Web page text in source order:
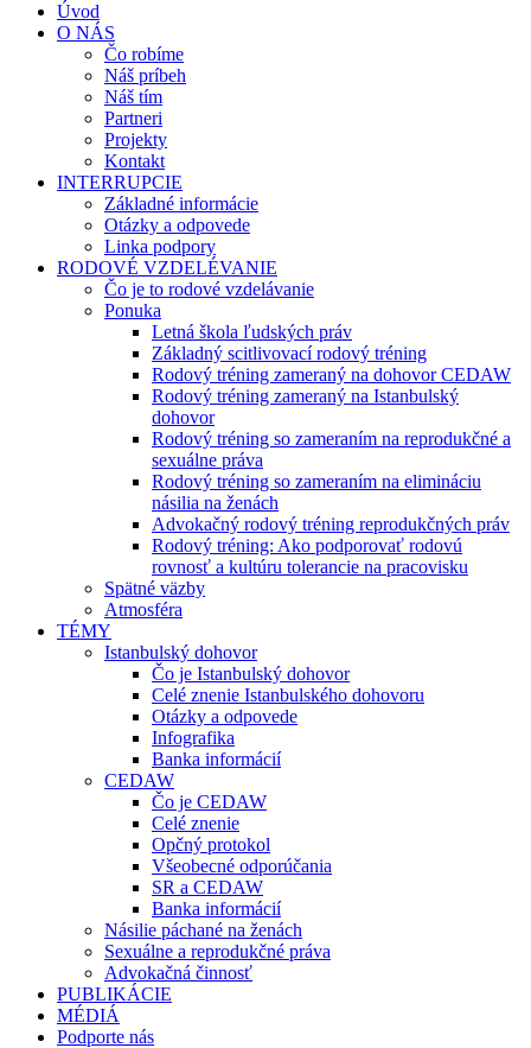
Úvod
O NÁS
Čo robíme
Náš príbeh
Náš tím
Partneri
Projekty
Kontakt
INTERRUPCIE
Základné informácie
Otázky a odpovede
Linka podpory
RODOVÉ VZDELÉVANIE
Čo je to rodové vzdelávanie
Ponuka
Letná škola ľudských práv
Základný scitlivovací rodový tréning
Rodový tréning zameraný na dohovor CEDAW
Rodový tréning zameraný na Istanbulský
dohovor
Rodový tréning so zameraním na reprodukčné a
sexuálne práva
Rodový tréning so zameraním na elimináciu
násilia na ženách
Advokačný rodový tréning reprodukčných práv
Rodový tréning: Ako podporovať rodovú
rovnosť a kultúru tolerancie na pracovisku
Spätné väzby
Atmosféra
TÉMY
Istanbulský dohovor
Čo je Istanbulský dohovor
Celé znenie Istanbulského dohovoru
Otázky a odpovede
Infografika
Banka informácií
CEDAW
Čo je CEDAW
Celé znenie
Opčný protokol
Všeobecné odporúčania
SR a CEDAW
Banka informácií
Násilie páchané na ženách
Sexuálne a reprodukčné práva
Advokačná činnosť
PUBLIKÁCIE
MÉDIÁ
Podporte nás